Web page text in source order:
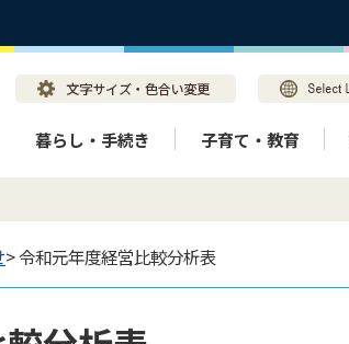
暮らし・手続き 子育て・教育
> 令和元年度経営比較分析表